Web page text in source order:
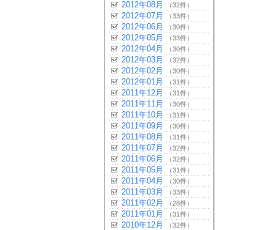
2012年08月 （32件）
2012年07月 （33件）
2012年06月 （30件）
2012年05月 （33件）
2012年04月 （30件）
2012年03月 （32件）
2012年02月 （30件）
2012年01月 （31件）
2011年12月 （31件）
2011年11月 （30件）
2011年10月 （31件）
2011年09月 （30件）
2011年08月 （31件）
2011年07月 （32件）
2011年06月 （32件）
2011年05月 （31件）
2011年04月 （30件）
2011年03月 （33件）
2011年02月 （28件）
2011年01月 （31件）
2010年12月 （32件）